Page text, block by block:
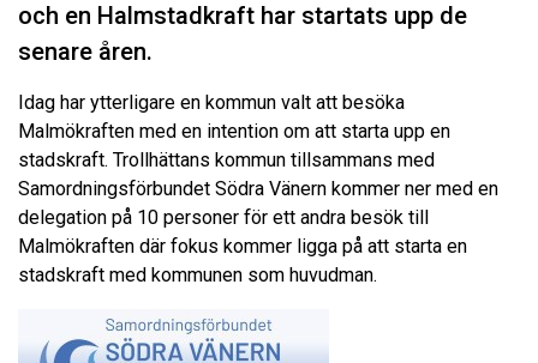
och en Halmstadkraft har startats upp de
senare åren.
Idag har ytterligare en kommun valt att besöka
Malmökraften med en intention om att starta upp en
stadskraft. Trollhättans kommun tillsammans med
Samordningsförbundet Södra Vänern kommer ner med en
delegation på 10 personer för ett andra besök till
Malmökraften där fokus kommer ligga på att starta en
stadskraft med kommunen som huvudman.